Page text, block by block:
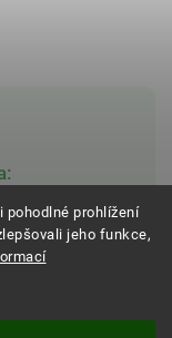
pohodlné prohlížení
jeho funkce,
práva vyhrazena.